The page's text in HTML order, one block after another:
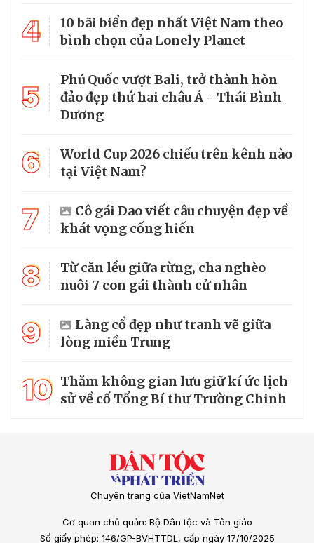
4
10 bãi biển đẹp nhất Việt Nam theo
bình chọn của Lonely Planet
5
Phú Quốc vượt Bali, trở thành hòn
đảo đẹp thứ hai châu Á - Thái Bình
Dương
6
World Cup 2026 chiếu trên kênh nào
tại Việt Nam?
7
Cô gái Dao viết câu chuyện đẹp về
khát vọng cống hiến
8
Từ căn lều giữa rừng, cha nghèo
nuôi 7 con gái thành cử nhân
9
Làng cổ đẹp như tranh vẽ giữa
lòng miền Trung
10 Thăm không gian lưu giữ kí ức lịch
sử về cố Tổng Bí thư Trường Chinh
Chuyên trang của VietNamNet
Cơ quan chủ quản: Bộ Dân tộc và Tôn giáo
Số giấy phép: 146/GP-BVHTTDL, cấp ngày 17/10/2025